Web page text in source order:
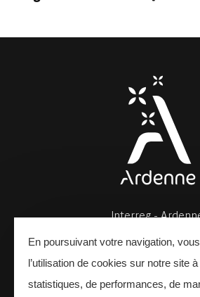
Interreg -
08000 Charleville-
CONTACTEZ-
En poursuivant votre navigation,
l’utilisation de cookies sur notre site
statistiques, de performances, de